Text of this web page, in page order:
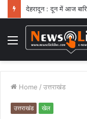
देहरादून : दून में आज
Menu
Home / उत्तराखंड
उत्तराखंड खेल